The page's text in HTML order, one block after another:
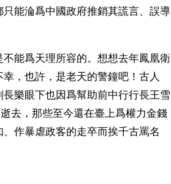
能淪爲中國政府推銷其謊言、誤導
能爲天理所容的。想想去年鳳凰衛
，也許，是老天的警鐘吧！古人
樂眼下也因爲幫助前中行行長王雪
去，那些至今還在臺上爲權力金錢
作暴虐政客的走卒而挨千古罵名